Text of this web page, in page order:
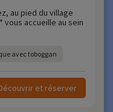
au pied du village
vous accueille au sein
avec toboggan
et réserver